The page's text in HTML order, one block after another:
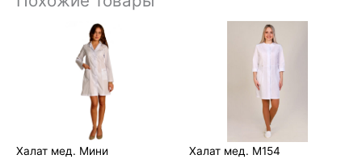
Халат мед. Мини Халат мед. М154